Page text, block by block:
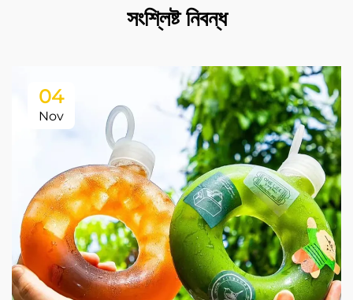
সংশ্লিষ্ট নিবন্ধ
04
Nov